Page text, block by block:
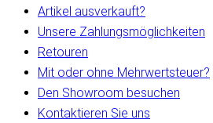
Artikel ausverkauft?
Unsere Zahlungsmöglichkeiten
Retouren
Mit oder ohne Mehrwertsteuer?
Den Showroom besuchen
Kontaktieren Sie uns